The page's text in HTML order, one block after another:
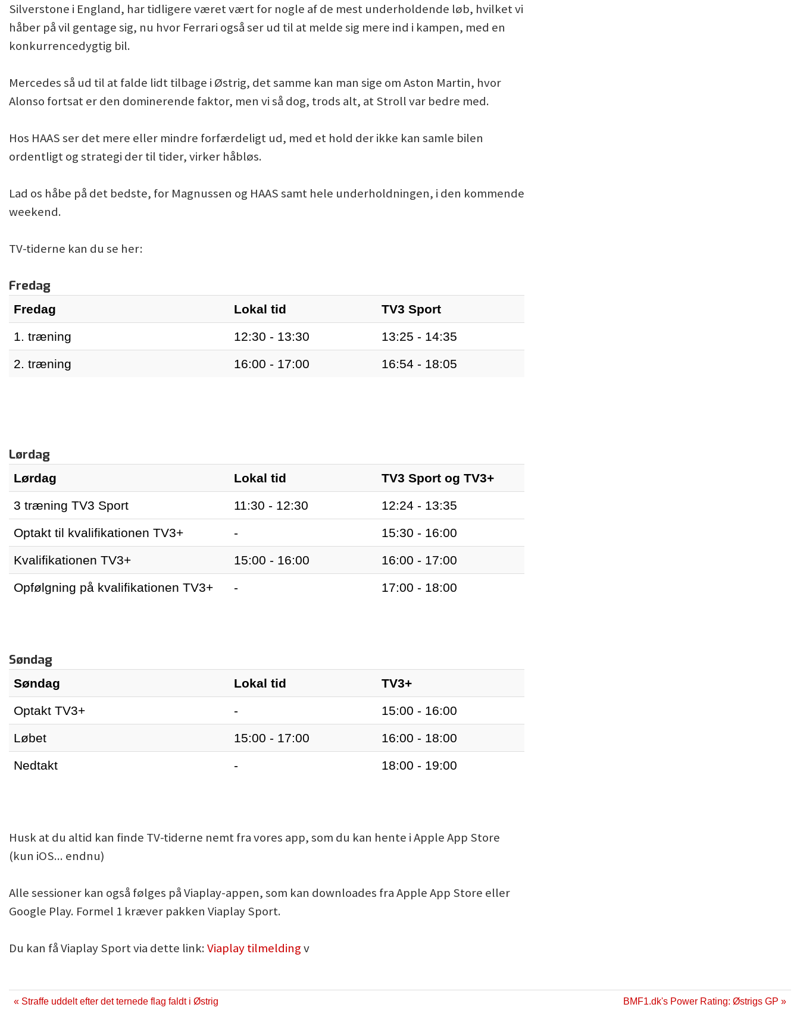
Silverstone i England, har tidligere været vært for nogle af de mest underholdende løb, hvilket vi
håber på vil gentage sig, nu hvor Ferrari også ser ud til at melde sig mere ind i kampen, med en
konkurrencedygtig bil.
Mercedes så ud til at falde lidt tilbage i Østrig, det samme kan man sige om Aston Martin, hvor
Alonso fortsat er den dominerende faktor, men vi så dog, trods alt, at Stroll var bedre med.
Hos HAAS ser det mere eller mindre forfærdeligt ud, med et hold der ikke kan samle bilen
ordentligt og strategi der til tider, virker håbløs.
Lad os håbe på det bedste, for Magnussen og HAAS samt hele underholdningen, i den kommende
weekend.
TV-tiderne kan du se her:
Fredag
Fredag Lokal tid
TV3 Sport
1. træning
12:30 - 13:30
13:25 - 14:35
2. træning
16:00 - 17:00 16:54 - 18:05
Lørdag
Lørdag Lokal tid
TV3 Sport og TV3+
3 træning TV3 Sport
11:30 - 12:30
12:24 - 13:35
Optakt til kvalifikationen TV3+
-
15:30 - 16:00
Kvalifikationen TV3+
15:00 - 16:00
16:00 - 17:00
Opfølgning på kvalifikationen TV3+
- 17:00 - 18:00
Søndag
Søndag Lokal tid
TV3+
Optakt TV3+
-
15:00 - 16:00
Løbet
15:00 - 17:00
16:00 - 18:00
Nedtakt
- 18:00 - 19:00
Husk at du altid kan finde TV-tiderne nemt fra vores app, som du kan hente i Apple App Store
(kun iOS... endnu)
Alle sessioner kan også følges på Viaplay-appen, som kan downloades fra Apple App Store eller
Google Play. Formel 1 kræver pakken Viaplay Sport.
Du kan få Viaplay Sport via dette link:Viaplay tilmeldingv
« Straffe uddelt efter det ternede flag faldt i Østrig BMF1.dk's Power Rating: Østrigs GP »